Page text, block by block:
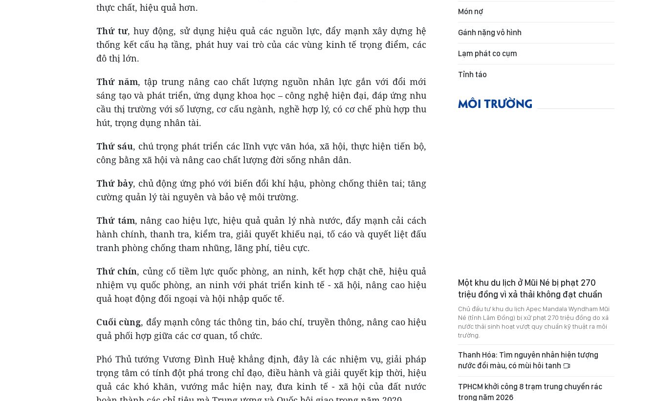
thực chất, hiệu quả hơn.
Thứ tư, huy động, sử dụng hiệu quả các nguồn lực, đẩy mạnh xây dựng hệ
thống kết cấu hạ tầng, phát huy vai trò của các vùng kinh tế trọng điểm, các
đô thị lớn.
Thứ năm, tập trung nâng cao chất lượng nguồn nhân lực gắn với đổi mới
sáng tạo và phát triển, ứng dụng khoa học – công nghệ hiện đại, đáp ứng nhu
cầu thị trường với số lượng, cơ cấu ngành, nghề hợp lý, có cơ chế phù hợp thu
hút, trọng dụng nhân tài.
Thứ sáu, chú trọng phát triển các lĩnh vực văn hóa, xã hội, thực hiện tiến bộ,
công bằng xã hội và nâng cao chất lượng đời sống nhân dân.
Thứ bảy, chủ động ứng phó với biến đổi khí hậu, phòng chống thiên tai; tăng
cường quản lý tài nguyên và bảo vệ môi trường.
Thứ tám, nâng cao hiệu lực, hiệu quả quản lý nhà nước, đẩy mạnh cải cách
hành chính, thanh tra, kiểm tra, giải quyết khiếu nại, tố cáo và quyết liệt đấu
tranh phòng chống tham nhũng, lãng phí, tiêu cực.
Thứ chín, củng cố tiềm lực quốc phòng, an ninh, kết hợp chặt chẽ, hiệu quả
nhiệm vụ quốc phòng, an ninh với phát triển kinh tế - xã hội, nâng cao hiệu
quả hoạt động đối ngoại và hội nhập quốc tế.
Cuối cùng, đẩy mạnh công tác thông tin, báo chí, truyền thông, nâng cao hiệu
quả phối hợp giữa các cơ quan, tổ chức.
Phó Thủ tướng Vương Đình Huệ khẳng định, đây là các nhiệm vụ, giải pháp
trọng tâm có tính đột phá trong chỉ đạo, điều hành và giải quyết kịp thời, hiệu
quả các khó khăn, vướng mắc hiện nay, đưa kinh tế - xã hội của đất nước
Món nợ
Gánh nặng vô hình
Lạm phát co cụm
Tỉnh táo
MÔI TRƯỜNG
Một khu du lịch ở Mũi Né bị phạt 270
triệu đồng vì xả thải không đạt chuẩn
Chủ đầu tư khu du lịch Apec Mandala Wyndham Mũi
Né (tỉnh Lâm Đồng) bị xử phạt 270 triệu đồng do xả
nước thải sinh hoạt vượt quy chuẩn kỹ thuật ra môi
trường.
Thanh Hóa: Tìm nguyên nhân hiện tượng
nước đổi màu, có mùi hôi tanh
TPHCM khởi công 8 trạm trung chuyển rác
trong năm 2026